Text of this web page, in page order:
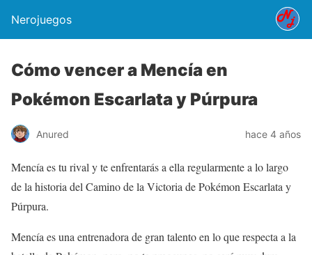
Nerojuegos
Cómo vencer a Mencía en
Pokémon Escarlata y Púrpura
Anured hace 4 años
Mencía es tu rival y te enfrentarás a ella regularmente a lo largo
de la historia del Camino de la Victoria de Pokémon Escarlata y
Púrpura.
Mencía es una entrenadora de gran talento en lo que respecta a la